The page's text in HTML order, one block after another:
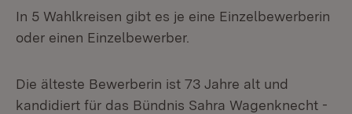
In 5 Wahlkreisen gibt es je eine Einzelbewerberin
oder einen Einzelbewerber.
Die älteste Bewerberin ist 73 Jahre alt und
kandidiert für das Bündnis Sahra Wagenknecht -